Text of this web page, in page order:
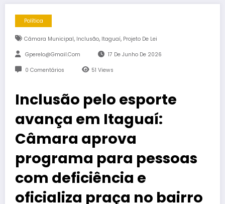
Política
Câmara Municipal, Inclusão, Itaguaí, Projeto De Lei
Gperelo@gmail.com 17 De Junho De 2026
0 Comentários 51 Views
Inclusão pelo esporte
avança em Itaguaí:
Câmara aprova
programa para pessoas
com deficiência e
oficializa praça no bairro